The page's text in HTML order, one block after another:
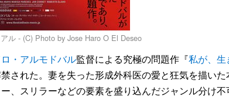
ル - (C) Photo by Jose Haro O El Deseo
・アルモドバル監督による究極の問題作『私が、生
された。妻を失った形成外科医の愛と狂気を描いた
、スリラーなどの要素を盛り込んだジャンル分け不